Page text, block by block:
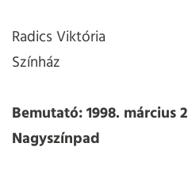
Radics Viktória
Színház
Bemutató: 1998. március
Nagyszínpad